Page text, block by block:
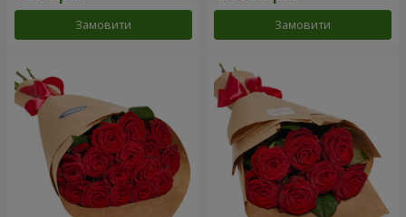
Замовити Замовити